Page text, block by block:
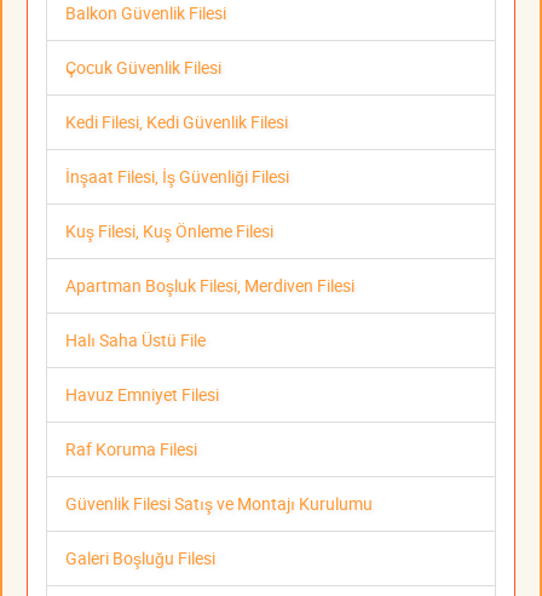
Balkon Güvenlik Filesi
Çocuk Güvenlik Filesi
Kedi Filesi, Kedi Güvenlik Filesi
İnşaat Filesi, İş Güvenliği Filesi
Kuş Filesi, Kuş Önleme Filesi
Apartman Boşluk Filesi, Merdiven Filesi
Halı Saha Üstü File
Havuz Emniyet Filesi
Raf Koruma Filesi
Güvenlik Filesi Satış ve Montajı Kurulumu
Galeri Boşluğu Filesi